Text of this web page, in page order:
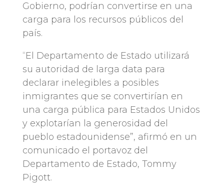
Gobierno, podrían convertirse en una
carga para los recursos públicos del
país.
“El Departamento de Estado utilizará
su autoridad de larga data para
declarar inelegibles a posibles
inmigrantes que se convertirían en
una carga pública para Estados Unidos
y explotarían la generosidad del
pueblo estadounidense”, afirmó en un
comunicado el portavoz del
Departamento de Estado, Tommy
Pigott.